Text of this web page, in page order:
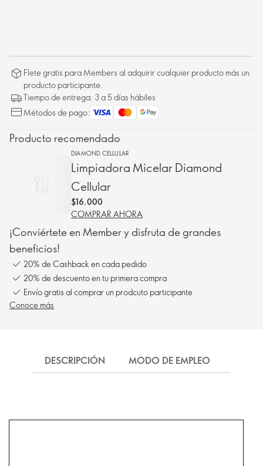
Flete gratis para Members al adquirir cualquier producto más un
producto participante.
Tiempo de entrega: 3 a 5 días hábiles
Métodos de pago:
Producto recomendado
DIAMOND CELLULAR
Limpiadora Micelar Diamond
Cellular
$16.000
COMPRAR AHORA
¡Conviértete en Member y disfruta de grandes
beneficios!
20% de Cashback en cada pedido
20% de descuento en tu primera compra
Envío gratis al comprar un prodcuto participante
Conoce más
DESCRIPCIÓN MODO DE EMPLEO